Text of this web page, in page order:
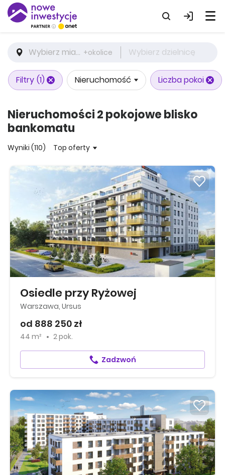
Wybierz miasto +okolice Wybierz dzielnicę
Filtry (1) Nieruchomość Liczba pokoi
Nieruchomości 2 pokojowe blisko
bankomatu
Wyniki (110) Top oferty
Osiedle przy Ryżowej
Warszawa, Ursus
od 888 250 zł
44 m² 2 pok.
Zadzwoń